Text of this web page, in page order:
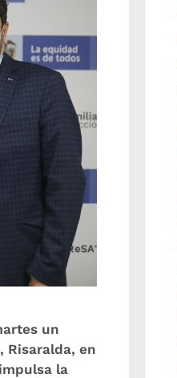
un
Risaralda, en
la